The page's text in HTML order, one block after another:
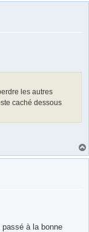
les autres
caché dessous
à la bonne